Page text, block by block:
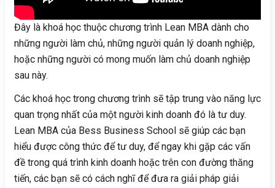
Đây là khoá học thuộc chương trình Lean MBA dành cho
những người làm chủ, những người quản lý doanh nghiệp,
hoặc những người có mong muốn làm chủ doanh nghiệp
sau này.
Các khoá học trong chương trình sẽ tập trung vào năng lực
quan trọng nhất của một người kinh doanh đó là tư duy.
Lean MBA của Bess Business School sẽ giúp các bạn
hiểu được công thức để tư duy, để ngay khi gặp các vấn
đề trong quá trình kinh doanh hoặc trên con đường thăng
tiến, các bạn sẽ có cách nghĩ để đưa ra giải pháp giải